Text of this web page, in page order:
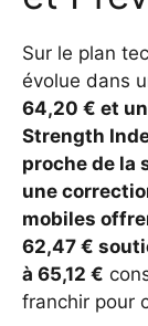
Sur le plan
évolue dans
64,20 € et
Strength
proche de la
une
mobiles
62,47 €
à 65,12 €
franchir pour